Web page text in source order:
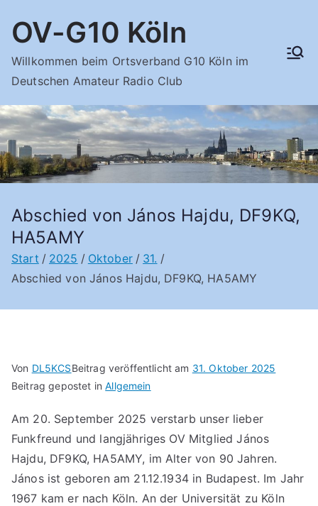
InhaltOV-G10 Köln
Willkommen beim Ortsverband G10 Köln im
Deutschen Amateur Radio Club
Abschied von János Hajdu, DF9KQ,
HA5AMY
Start 2025 Oktober
31.
Abschied von János Hajdu, DF9KQ, HA5AMY
Von DL5KCSBeitrag veröffentlicht am 31. Oktober 2025
Beitrag gepostet inAllgemein
Am 20. September 2025 verstarb unser lieber
Funkfreund und langjähriges OV Mitglied János
Hajdu, DF9KQ, HA5AMY, im Alter von 90 Jahren.
János ist geboren am 21.12.1934 in Budapest. Im Jahr
1967 kam er nach Köln. An der Universität zu Köln